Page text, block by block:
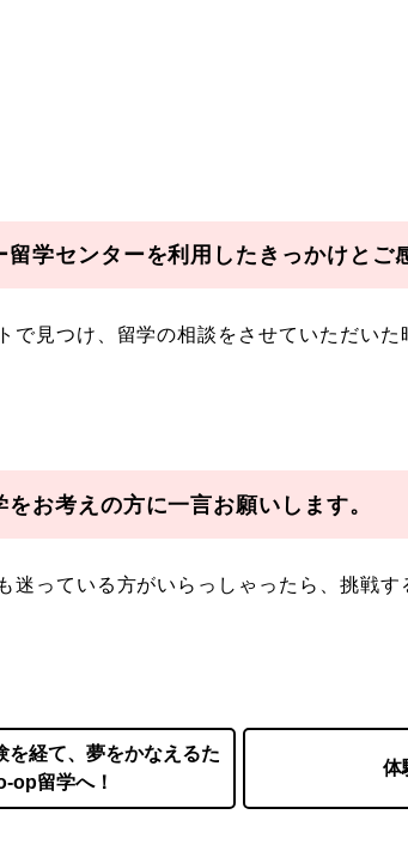
留学センターを利用したきっかけとご
で見つけ、留学の相談をさせていただい
をお考えの方に一言お願いします。
迷っている方がいらっしゃったら、挑戦す
を経て、夢をかなえるた
op留学へ！
体